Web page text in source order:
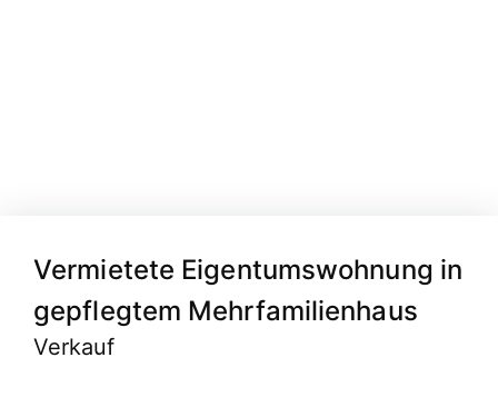
Vermietete Eigentumswohnung in
gepflegtem Mehrfamilienhaus
Verkauf